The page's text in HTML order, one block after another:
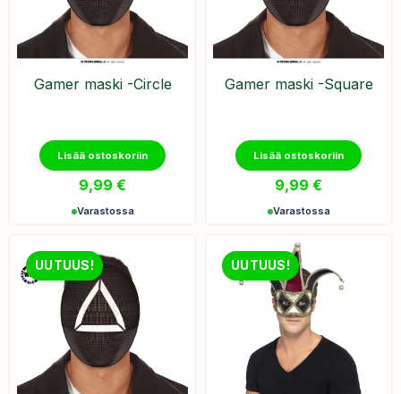
Gamer maski -Circle
Lisää ostoskoriin
9,99 €
Varastossa
Gamer maski -Square
Lisää ostoskoriin
9,99 €
Varastossa
UUTUUS! UUTUUS!